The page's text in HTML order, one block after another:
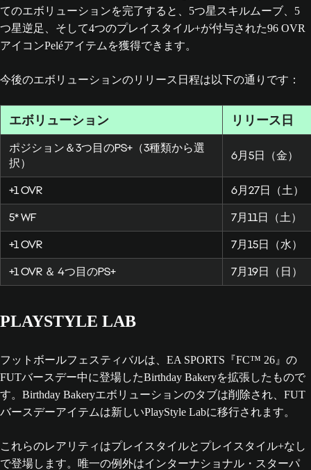
てのエボリューションを完了すると、5つ星スキルムーブ、5
つ星逆足、そして4つのプレイスタイル+が付与された96 OVR
アイコンPeléアイテムを獲得できます。
今後のエボリューションのリリース日程は以下の通りです：
エボリューション リリース日
ポジション＆3つ目のPS+（3種類から選
択）
6月5日（金）
+1 OVR
6月27日（土）
5* WF
7月11日（土）
+1 OVR
7月15日（水）
+1 OVR ＆ 4つ目のPS+
7月19日（日）
PLAYSTYLE LAB
フットボールフェスティバルは、EA SPORTS『FC™ 26』の
FUTバースデー中に登場したBirthday Bakeryを拡張したもので
す。Birthday Bakeryエボリューションのタブは削除され、FUT
バースデーアイテムは新しいPlayStyle Labに移行されます。
これらのレアリティはプレイスタイルとプレイスタイル+なし
で登場します。唯一の例外はインターナショナル・スターパ